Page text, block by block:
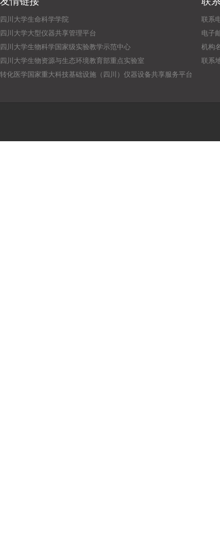
四川大学生命科学学院
四川大学大型仪器共享管理平台
四川大学生物科学国家级实验教学示范中心
四川大学生物资源与生态环境教育部重点实验室
转化医学国家重大科技基础设施（四川）仪器设备共享服务平台
联系
电子
机构
联系